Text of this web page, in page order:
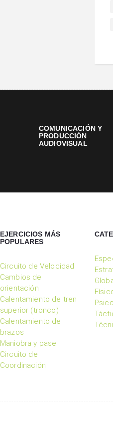
COMUNICACIÓN Y
PRODUCCIÓN
AUDIOVISUAL
EJERCICIOS MÁS
POPULARES
Circuito de Velocidad
Cambios de
orientación
Calentamiento de tren
superior (tronco)
Calentamiento de
brazos
Maniobra y pase
Circuito de
Coordinación